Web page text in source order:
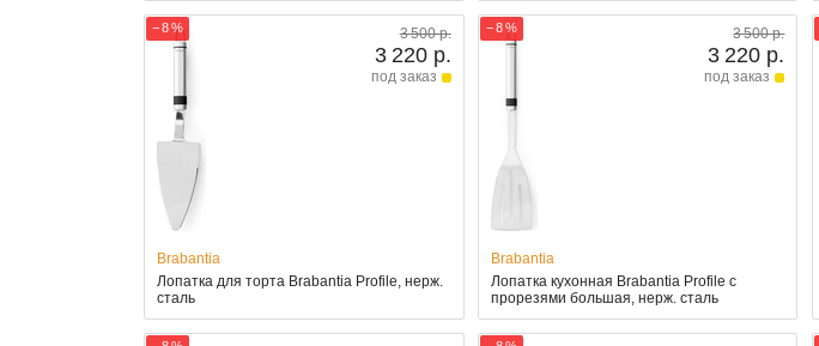
− 8 % 3 500 р.
3 220 р.
под заказ
Brabantia
Лопатка для торта Brabantia Profile, нерж.
сталь
− 8 % 3 500 р.
3 220 р.
под заказ
Brabantia
Лопатка кухонная Brabantia Profile с
прорезями большая, нерж. сталь